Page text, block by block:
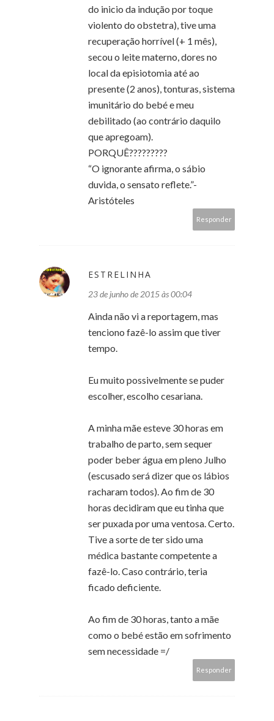
do inicio da indução por toque
violento do obstetra), tive uma
recuperação horrível (+ 1 mês),
secou o leite materno, dores no
local da episiotomia até ao
presente (2 anos), tonturas, sistema
imunitário do bebé e meu
debilitado (ao contrário daquilo
que apregoam).
PORQUÊ?????????
“O ignorante afirma, o sábio
duvida, o sensato reflete.”-
Aristóteles
Responder
ESTRELINHA
23 de junho de 2015 às 00:04
Ainda não vi a reportagem, mas
tenciono fazê-lo assim que tiver
tempo.
Eu muito possivelmente se puder
escolher, escolho cesariana.
A minha mãe esteve 30 horas em
trabalho de parto, sem sequer
poder beber água em pleno Julho
(escusado será dizer que os lábios
racharam todos). Ao fim de 30
horas decidiram que eu tinha que
ser puxada por uma ventosa. Certo.
Tive a sorte de ter sido uma
médica bastante competente a
fazê-lo. Caso contrário, teria
ficado deficiente.
Ao fim de 30 horas, tanto a mãe
como o bebé estão em sofrimento
sem necessidade =/
Responder